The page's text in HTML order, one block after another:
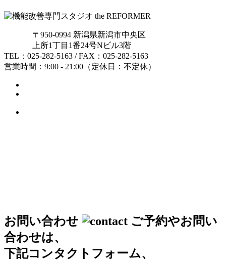
〒950-0994 新潟県新潟市中央区
上所1丁目1番24号Nビル3階
TEL：025-282-5163 / FAX：025-282-5163
営業時間：9:00 - 21:00（定休日：不定休）
お問い合わせ
ご予約やお問い
合わせは、
下記コンタクトフォーム、